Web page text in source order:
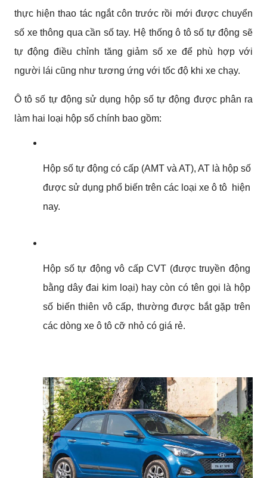
thực hiện thao tác ngắt côn trước rồi mới được chuyển
số xe thông qua cần số tay. Hệ thống ô tô số tự động sẽ
tự động điều chỉnh tăng giảm số xe để phù hợp với
người lái cũng như tương ứng với tốc độ khi xe chạy.
Ô tô số tự động sử dụng hộp số tự động được phân ra
làm hai loại hộp số chính bao gồm:
Hộp số tự động có cấp (AMT và AT), AT là hộp số
được sử dụng phổ biến trên các loại xe ô tô  hiện
nay.
Hộp số tự động vô cấp CVT (được truyền động
bằng dây đai kim loại) hay còn có tên gọi là hộp
số biến thiên vô cấp, thường được bắt gặp trên
các dòng xe ô tô cỡ nhỏ có giá rẻ.